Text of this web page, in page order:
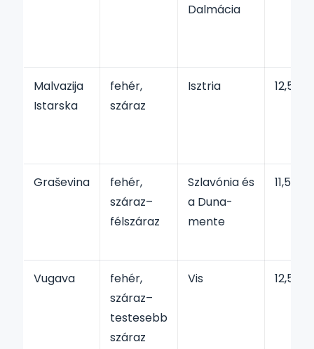
Dalmácia
Malvazija
Istarska
fehér,
száraz
Isztria
Graševina
fehér,
száraz–
félszáraz
Szlavónia és
a Duna-
mente
Vugava
fehér,
száraz–
testesebb
száraz
Vis